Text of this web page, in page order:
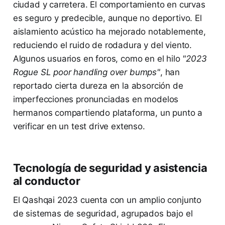
ciudad y carretera. El comportamiento en curvas
es seguro y predecible, aunque no deportivo. El
aislamiento acústico ha mejorado notablemente,
reduciendo el ruido de rodadura y del viento.
Algunos usuarios en foros, como en el hilo "2023
Rogue SL poor handling over bumps", han
reportado cierta dureza en la absorción de
imperfecciones pronunciadas en modelos
hermanos compartiendo plataforma, un punto a
verificar en un test drive extenso.
Tecnología de seguridad y asistencia
al conductor
El Qashqai 2023 cuenta con un amplio conjunto
de sistemas de seguridad, agrupados bajo el